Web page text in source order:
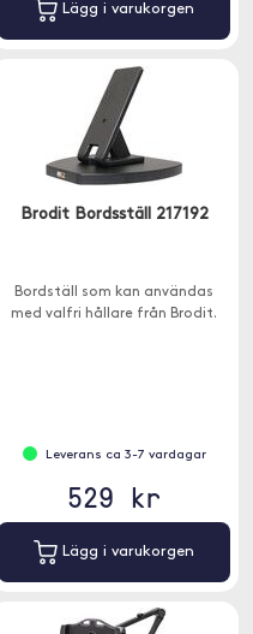
Lägg i varukorgen
Brodit Bordsställ 217192
Bordställ som kan användas
med valfri hållare från Brodit.
Leverans ca 3-7 vardagar
529 kr
Lägg i varukorgen